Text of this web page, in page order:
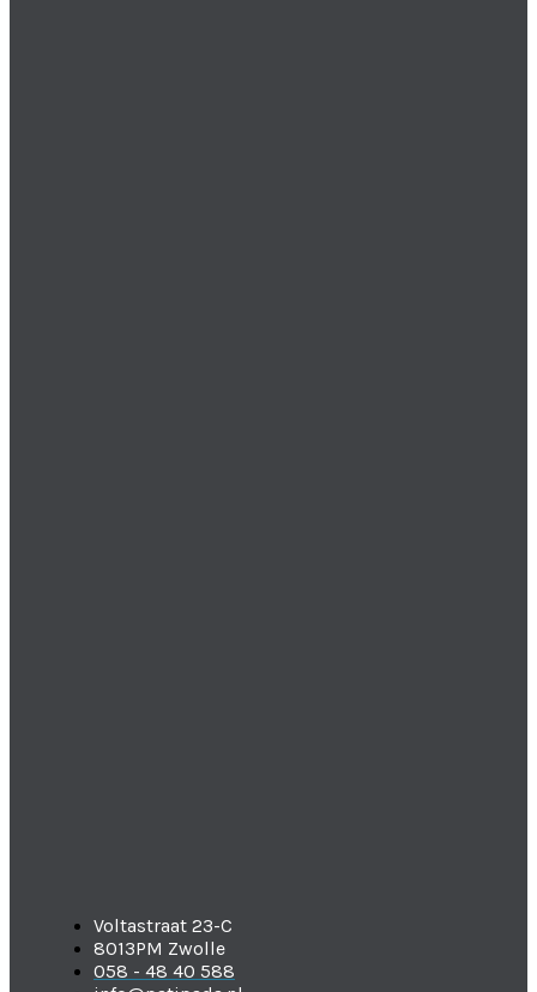
Voltastraat 23-C
8013PM Zwolle
058 - 48 40 588